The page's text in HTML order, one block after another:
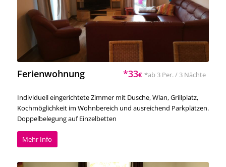
Ferienwohnung *33€ *ab 3 Per. / 3 Nächte
Individuell eingerichtete Zimmer mit Dusche, Wlan, Grillplatz,
Kochmöglichkeit im Wohnbereich und ausreichend Parkplätzen.
Doppelbelegung auf Einzelbetten
Mehr Info